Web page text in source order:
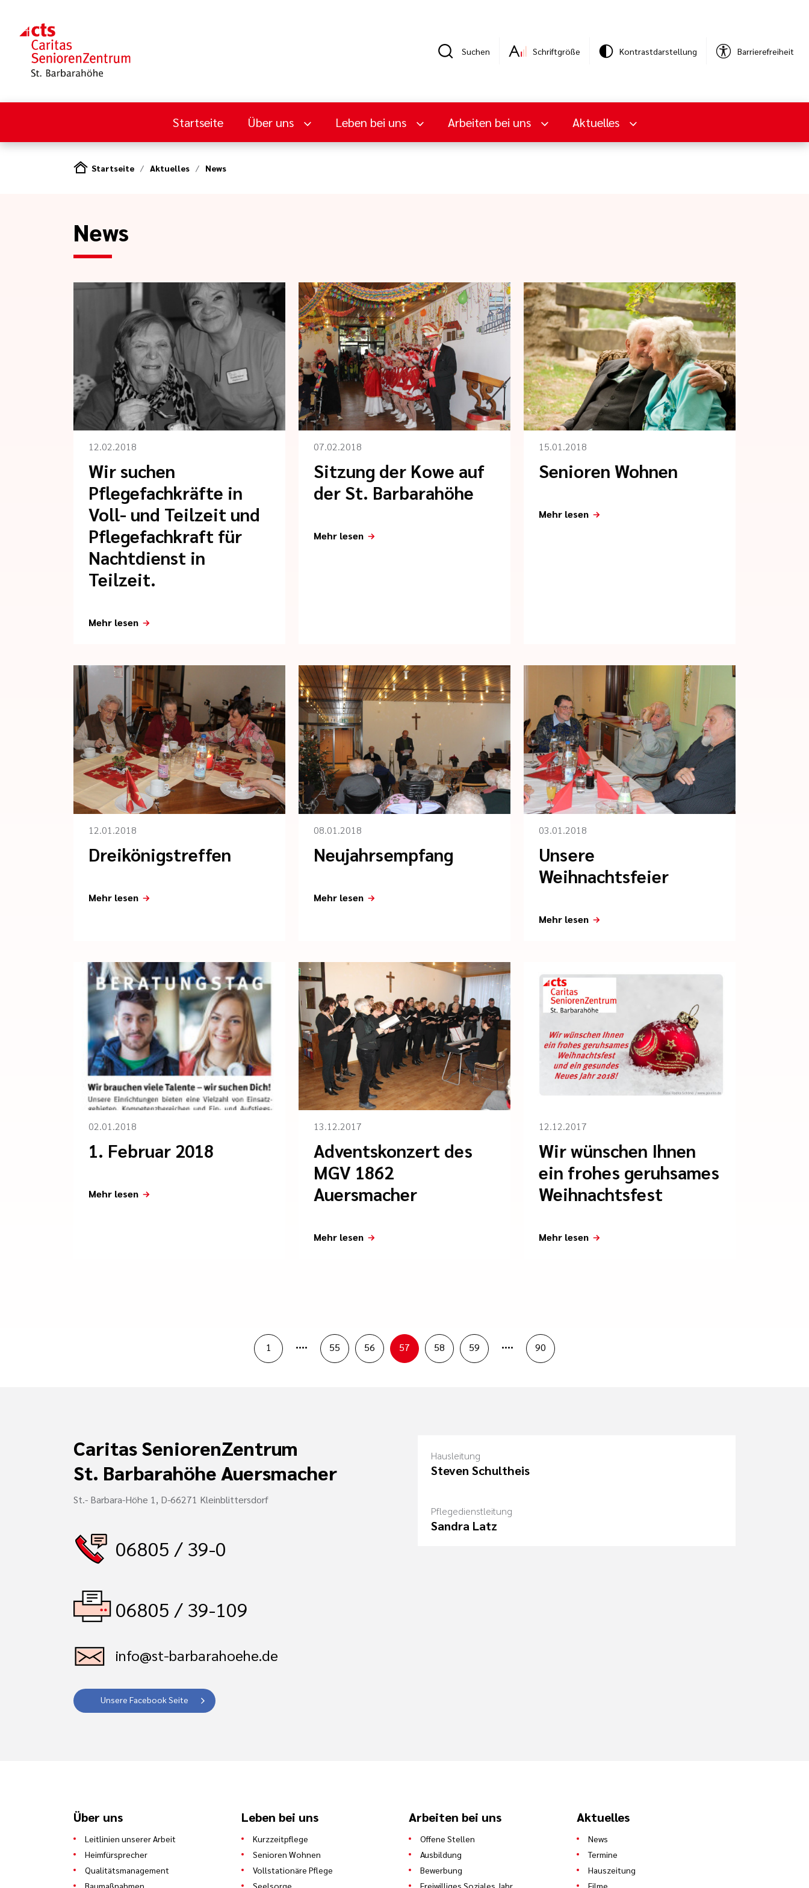
Suchen Schriftgröße Kontrastdarstellung Barrierefreiheit
Startseite Über uns Leben bei uns Arbeiten bei uns Aktuelles
Startseite Aktuelles News
News
12.02.2018
Wir suchen
Pflegefachkräfte in
Voll- und Teilzeit und
Pflegefachkraft für
Nachtdienst in
Teilzeit.
Mehr lesen
07.02.2018
Sitzung der Kowe auf
der St. Barbarahöhe
Mehr lesen
15.01.2018
Senioren Wohnen
Mehr lesen
12.01.2018
Dreikönigstreffen
Mehr lesen
08.01.2018
Neujahrsempfang
Mehr lesen
03.01.2018
Unsere
Weihnachtsfeier
Mehr lesen
02.01.2018
1. Februar 2018
Mehr lesen
13.12.2017
Adventskonzert des
MGV 1862
Auersmacher
Mehr lesen
12.12.2017
Wir wünschen Ihnen
ein frohes geruhsames
Weihnachtsfest
Mehr lesen
1 .... 55 56 57 58 59 .... 90
Caritas SeniorenZentrum
St. Barbarahöhe Auersmacher
St.- Barbara-Höhe 1, D-66271 Kleinblittersdorf
06805 / 39-0
06805 / 39-109
info@st-barbarahoehe.de
Unsere Facebook Seite
Hausleitung
Steven Schultheis
Pflegedienstleitung
Sandra Latz
Über uns
Leitlinien unserer Arbeit
Heimfürsprecher
Qualitätsmanagement
Baumaßnahmen
Leben bei uns
Kurzzeitpflege
Senioren Wohnen
Vollstationäre Pflege
Seelsorge
Arbeiten bei uns
Offene Stellen
Ausbildung
Bewerbung
Freiwilliges Soziales Jahr
Aktuelles
News
Termine
Hauszeitung
Filme